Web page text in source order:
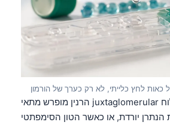
הרנין מופרש מתאי juxtaglomerular בכליה כאשר הזילוח
הנתרן יורדת, או כאשר הטון הסימפתטי